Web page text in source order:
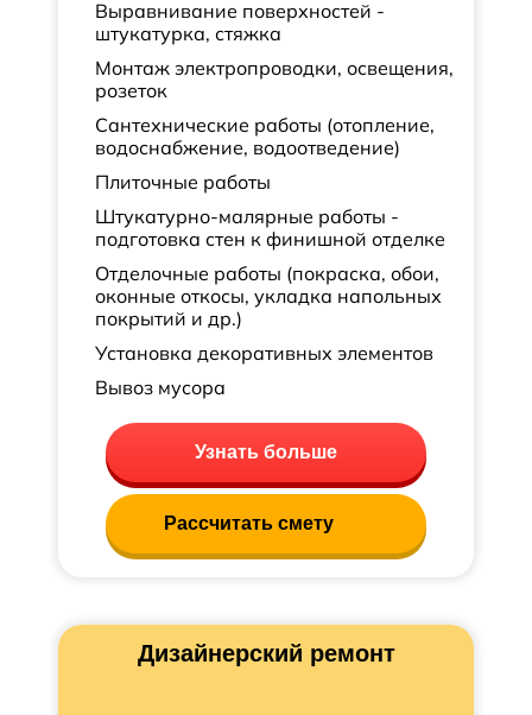
Выравнивание поверхностей -
штукатурка, стяжка
Монтаж электропроводки, освещения,
розеток
Сантехнические работы (отопление,
водоснабжение, водоотведение)
Плиточные работы
Штукатурно-малярные работы -
подготовка стен к финишной отделке
Отделочные работы (покраска, обои,
оконные откосы, укладка напольных
покрытий и др.)
Установка декоративных элементов
Вывоз мусора
Узнать больше
Рассчитать смету
Дизайнерский ремонт